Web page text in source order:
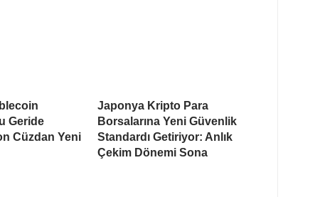
Geride
Cüzdan Yeni
Japonya Kripto Para
Borsalarına Yeni Güvenlik
Standardı Getiriyor: Anlık
Çekim Dönemi Sona